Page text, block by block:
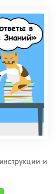
и